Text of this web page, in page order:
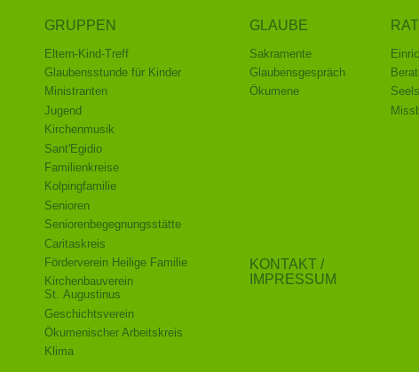
GRUPPEN
Eltern-Kind-Treff
Glaubensstunde für Kinder
Ministranten
Jugend
Kirchenmusik
Sant'Egidio
Familienkreise
Kolpingfamilie
Senioren
Senioren­begegnungs­stätte
Caritaskreis
Förderverein Heilige Familie
Kirchenbauverein
St. Augustinus
Geschichtsverein
Ökumenischer Arbeitskreis
Klima
GLAUBE
Sakramente
Glaubensgespräch
Ökumene
KONTAKT /
IMPRESSUM